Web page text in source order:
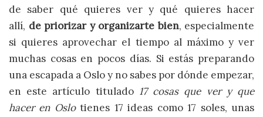
de saber qué quieres ver y qué quieres hacer
allí, de priorizar y organizarte bien, especialmente
si quieres aprovechar el tiempo al máximo y ver
muchas cosas en pocos días. Si estás preparando
una escapada a Oslo y no sabes por dónde empezar,
en este artículo titulado 17 cosas que ver y que
hacer en Oslotienes 17 ideas como 17 soles, unas